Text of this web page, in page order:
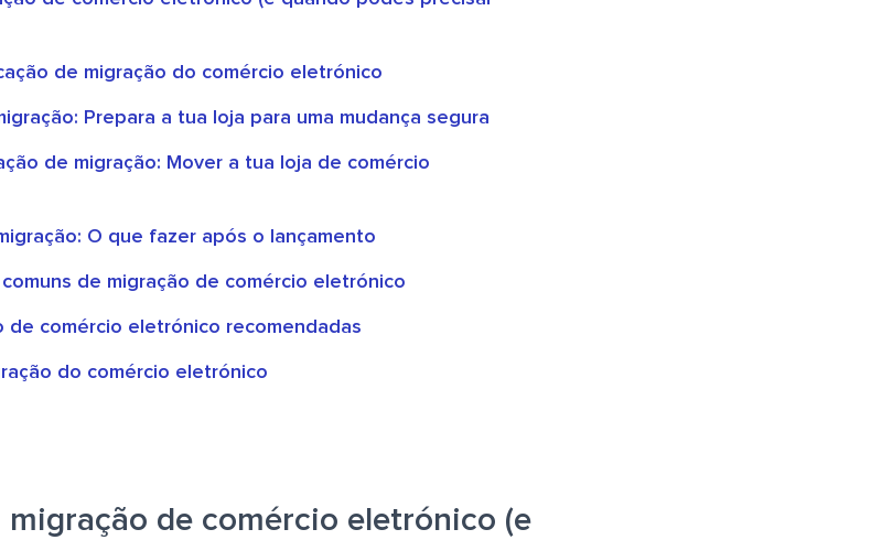
de migração do comércio eletrónico
Prepara a tua loja para uma mudança segura
de migração: Mover a tua loja de comércio
O que fazer após o lançamento
de migração de comércio eletrónico
de comércio eletrónico recomendadas
do comércio eletrónico
migração de comércio eletrónico (e